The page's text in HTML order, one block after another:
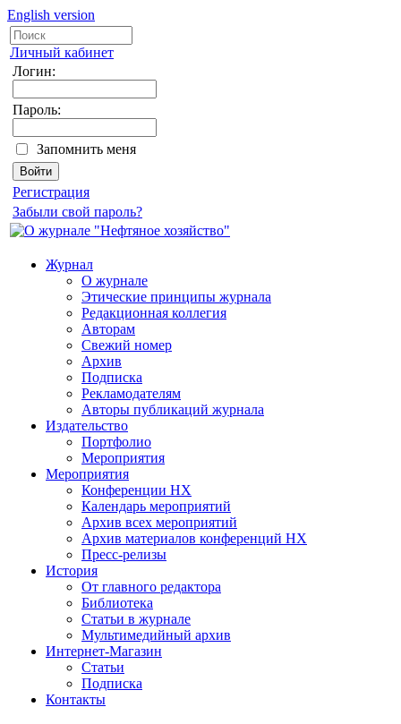
English version
Личный кабинет
Логин:
Пароль:
Запомнить меня
Регистрация
Забыли свой пароль?
Журнал
О журнале
Этические принципы журнала
Редакционная коллегия
Авторам
Свежий номер
Архив
Подписка
Рекламодателям
Авторы публикаций журнала
Издательство
Портфолио
Мероприятия
Мероприятия
Конференции НХ
Календарь мероприятий
Архив всех мероприятий
Архив материалов конференций НХ
Пресс-релизы
История
От главного редактора
Библиотека
Статьи в журнале
Мультимедийный архив
Интернет-Магазин
Статьи
Подписка
Контакты